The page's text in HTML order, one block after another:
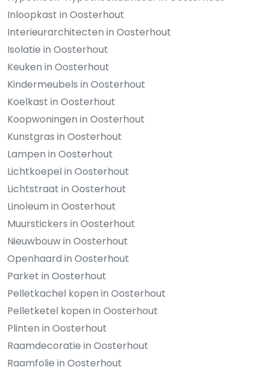
Inloopkast in Oosterhout
Interieurarchitecten in Oosterhout
Isolatie in Oosterhout
Keuken in Oosterhout
Kindermeubels in Oosterhout
Koelkast in Oosterhout
Koopwoningen in Oosterhout
Kunstgras in Oosterhout
Lampen in Oosterhout
Lichtkoepel in Oosterhout
Lichtstraat in Oosterhout
Linoleum in Oosterhout
Muurstickers in Oosterhout
Nieuwbouw in Oosterhout
Openhaard in Oosterhout
Parket in Oosterhout
Pelletkachel kopen in Oosterhout
Pelletketel kopen in Oosterhout
Plinten in Oosterhout
Raamdecoratie in Oosterhout
Raamfolie in Oosterhout